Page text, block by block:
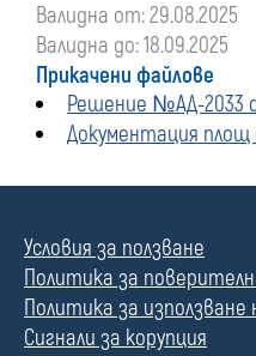
Валидна от: 29.08.2025
Валидна до: 18.09.2025
Прикачени файлове
Решение №АД-2033
Документация площ
Условия за ползване
Политика за
Политика за използване
Сигнали за корупция